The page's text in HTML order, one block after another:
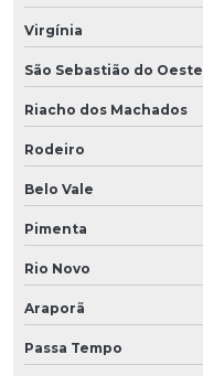
Virgínia
São Sebastião do Oeste
Riacho dos Machados
Rodeiro
Belo Vale
Pimenta
Rio Novo
Araporã
Passa Tempo